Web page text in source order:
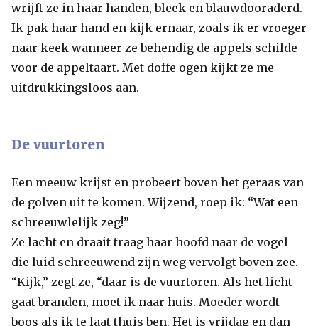
wrijft ze in haar handen, bleek en blauwdooraderd.
Ik pak haar hand en kijk ernaar, zoals ik er vroeger
naar keek wanneer ze behendig de appels schilde
voor de appeltaart. Met doffe ogen kijkt ze me
uitdrukkingsloos aan.
De vuurtoren
Een meeuw krijst en probeert boven het geraas van
de golven uit te komen. Wijzend, roep ik: “Wat een
schreeuwlelijk zeg!”
Ze lacht en draait traag haar hoofd naar de vogel
die luid schreeuwend zijn weg vervolgt boven zee.
“Kijk,” zegt ze, “daar is de vuurtoren. Als het licht
gaat branden, moet ik naar huis. Moeder wordt
boos als ik te laat thuis ben. Het is vrijdag en dan